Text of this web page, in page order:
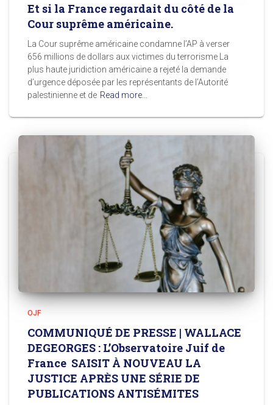
Et si la France regardait du côté de la
Cour suprême américaine.
La Cour suprême américaine condamne l’AP à verser
656 millions de dollars aux victimes du terrorisme La
plus haute juridiction américaine a rejeté la demande
d’urgence déposée par les représentants de l’Autorité
palestinienne et de Read more…
OJF
COMMUNIQUÉ DE PRESSE | WALLACE
DEGEORGES : L’Observatoire Juif de
France SAISIT À NOUVEAU LA
JUSTICE APRÈS UNE SÉRIE DE
PUBLICATIONS ANTISÉMITES